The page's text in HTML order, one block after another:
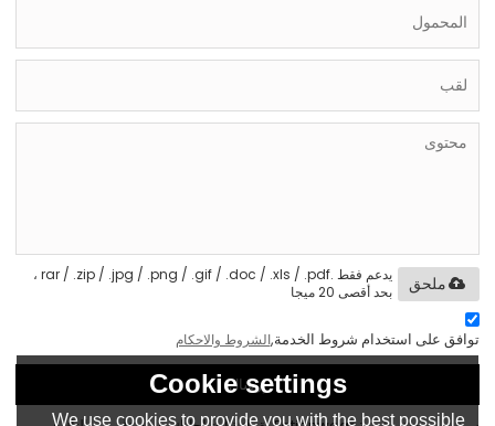
يدعم فقط .rar / .zip / .jpg / .png / .gif / .doc / .xls / .pdf ،
بحد أقصى 20 ميجا
ملحق
توافق على استخدام شروط الخدمة,الشروط والاحكام
إرسال
Cookie settings
We use cookies to provide you with the best possible